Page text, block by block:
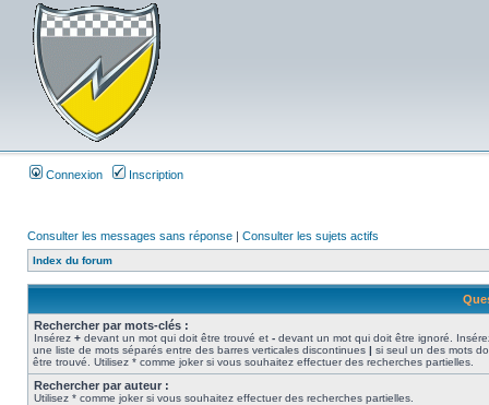
Connexion Inscription
Consulter les messages sans réponse | Consulter les sujets actifs
Index du forum
Rechercher par mots-clés :
Insérez + devant un mot qui doit être trouvé et - devant un mot qui doit être ignoré.
une liste de mots séparés entre des barres verticales discontinues | si seul un des mots
être trouvé. Utilisez * comme joker si vous souhaitez effectuer des recherches partielles.
Rechercher par auteur :
Utilisez * comme joker si vous souhaitez effectuer des recherches partielles.